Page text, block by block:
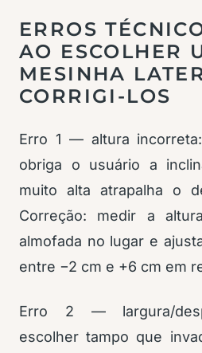
ERROS
AO ESCOLHER
MESINHA
CORRIGI-LOS
Erro 1 — altura
obriga o usuário a
muito alta atrapalha o
Correção: medir a
almofada no lugar e
entre −2 cm e +6 cm em
Erro 2 — largura/
escolher tampo que